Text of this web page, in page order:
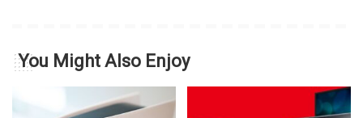
You Might Also Enjoy